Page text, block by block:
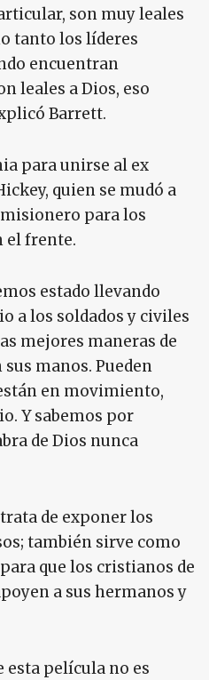
son muy leales
tanto los líderes
encuentran
leales a Dios, eso
Barrett.
para unirse al ex
quien se mudó a
para los
el frente.
estado llevando
a los soldados y civiles
mejores maneras de
manos. Pueden
en movimiento,
Y sabemos por
de Dios nunca
de exponer los
también sirve como
que los cristianos de
a sus hermanos y
esta película no es